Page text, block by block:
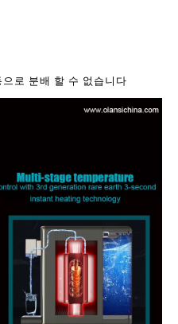
로 분배 할 수 없습니다